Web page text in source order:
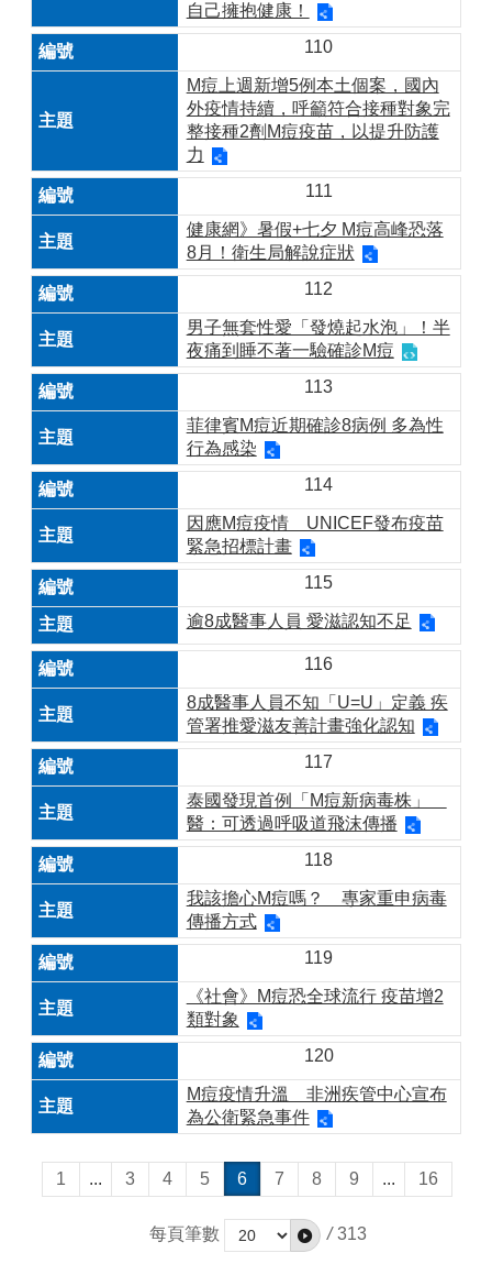
自己擁抱健康！
110
M痘上週新增5例本土個案，國內
外疫情持續，呼籲符合接種對象完
整接種2劑M痘疫苗，以提升防護
力
111
健康網》暑假+七夕 M痘高峰恐落
8月！衛生局解說症狀
112
男子無套性愛「發燒起水泡」！半
夜痛到睡不著一驗確診M痘
113
菲律賓M痘近期確診8病例 多為性
行為感染
114
因應M痘疫情 UNICEF發布疫苗
緊急招標計畫
115
逾8成醫事人員 愛滋認知不足
116
8成醫事人員不知「U=U」定義 疾
管署推愛滋友善計畫強化認知
117
泰國發現首例「M痘新病毒株」
醫：可透過呼吸道飛沫傳播
118
我該擔心M痘嗎？ 專家重申病毒
傳播方式
119
《社會》M痘恐全球流行 疫苗增2
類對象
120
M痘疫情升溫 非洲疾管中心宣布
為公衛緊急事件
1 ... 3 4 5 6 7 8 9 ... 16
每頁筆數 / 313